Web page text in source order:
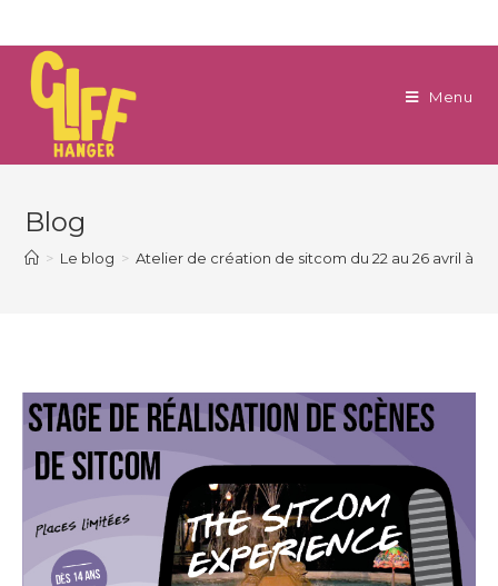
Menu
Blog
> Le blog > Atelier de création de sitcom du 22 au 26 avril à